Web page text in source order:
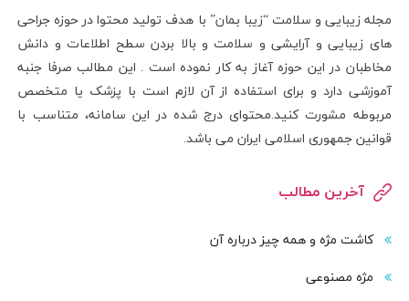
مجله زیبایی و سلامت “زیبا بمان” با هدف تولید محتوا در حوزه جراحی
های زیبایی و آرایشی و سلامت و بالا بردن سطح اطلاعات و دانش
مخاطبان در این حوزه آغاز به کار نموده است . این مطالب صرفا جنبه
آموزشی دارد و برای استفاده از آن لازم است با پزشک یا متخصص
مربوطه مشورت کنید.محتوای درج شده در این سامانه، متناسب با
قوانین جمهوری اسلامی ایران می باشد.
آخرین مطالب
کاشت مژه و همه چیز درباره آن
مژه مصنوعی